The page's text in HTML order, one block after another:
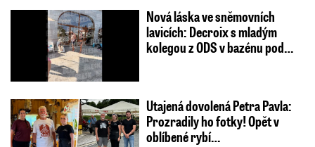
Nová láska ve sněmovních
lavicích: Decroix s mladým
kolegou z ODS v bazénu pod…
Utajená dovolená Petra Pavla:
Prozradily ho fotky! Opět v
oblíbené rybí…